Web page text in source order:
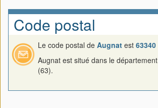
Code postal
Le code postal de Augnat est 63340
Augnat est situé dans le département
(63).